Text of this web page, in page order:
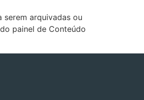
arquivadas ou
painel de Conteúdo